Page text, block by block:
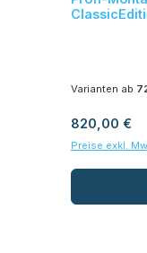
Varianten ab
Regulärer
820,00 €
Preise exkl.